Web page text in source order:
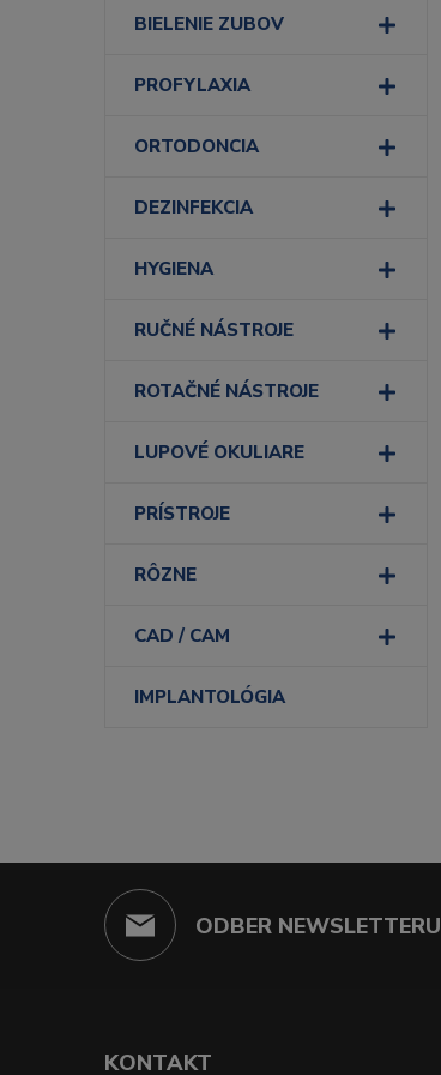
BIELENIE ZUBOV
PROFYLAXIA
ORTODONCIA
DEZINFEKCIA
HYGIENA
RUČNÉ NÁSTROJE
ROTAČNÉ NÁSTROJE
LUPOVÉ OKULIARE
PRÍSTROJE
RÔZNE
CAD / CAM
IMPLANTOLÓGIA
ODBER NEWSLETTERU
KONTAKT